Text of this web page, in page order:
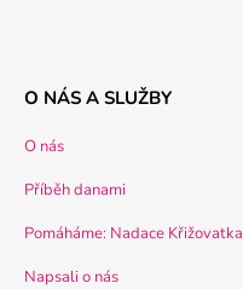
O NÁS A SLUŽBY
O nás
Příběh danami
Pomáháme: Nadace Křižovatka
Napsali o nás